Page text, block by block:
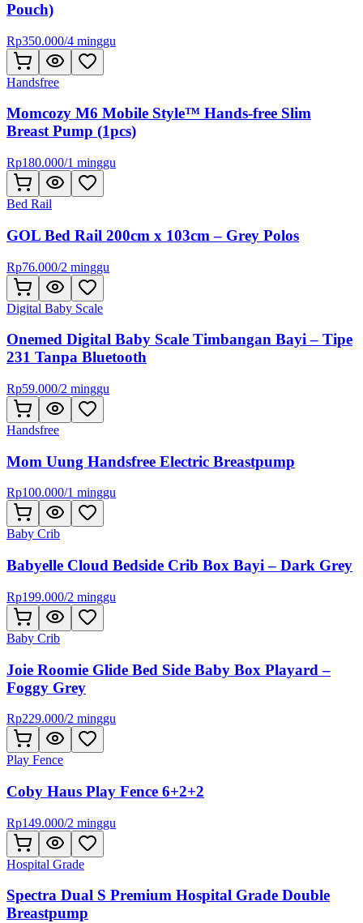
Pouch)
Rp350.000/4 minggu
Handsfree
Momcozy M6 Mobile Style™ Hands-free Slim
Breast Pump (1pcs)
Rp180.000/1 minggu
Bed Rail
GOL Bed Rail 200cm x 103cm – Grey Polos
Rp76.000/2 minggu
Digital Baby Scale
Onemed Digital Baby Scale Timbangan Bayi – Tipe
231 Tanpa Bluetooth
Rp59.000/2 minggu
Handsfree
Mom Uung Handsfree Electric Breastpump
Rp100.000/1 minggu
Baby Crib
Babyelle Cloud Bedside Crib Box Bayi – Dark Grey
Rp199.000/2 minggu
Baby Crib
Joie Roomie Glide Bed Side Baby Box Playard –
Foggy Grey
Rp229.000/2 minggu
Play Fence
Coby Haus Play Fence 6+2+2
Rp149.000/2 minggu
Hospital Grade
Spectra Dual S Premium Hospital Grade Double
Breastpump